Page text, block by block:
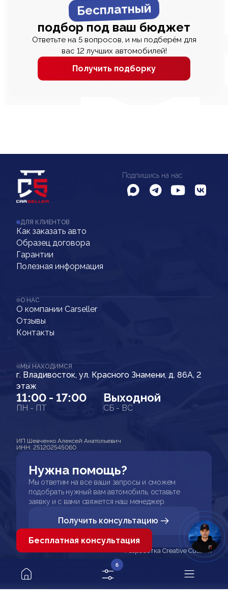
Бесплатный
подбор под ваш бюджет
Ответьте на 5 вопросов, и мы подберём для
вас 12 лучших автомобилей!
Получить подборку
Подпишись на нас
ДЛЯ КЛИЕНТОВ
Как заказать авто
Образец договора
Гарантии
Полезная информация
О НАС
О компании Carseller
Отзывы
Контакты
МЫ НАХОДИМСЯ
г. Владивосток, ул. Красного Знамени, д. 86А, 2
этаж
11:00 - 17:00
ПН - ПТ
Выходной
СБ - ВС
ИП Шевченко Алексей Анатольевич
ИНН: 251202545060
Нужна помощь?
Мы ответим на все ваши запросы и сможем
подобрать нужный вам автомобиль, оставьте
заявку и с вами свяжется наш менеджер
Получить консультацию
Разработка Creative Custom
6
Бесплатная консультация